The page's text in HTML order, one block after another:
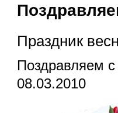
Праздник
Поздравляем
08.03.2010